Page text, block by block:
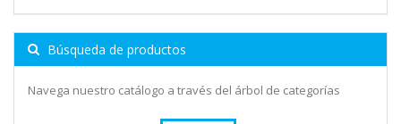
Búsqueda de productos
Navega nuestro catálogo a través del árbol de categorías